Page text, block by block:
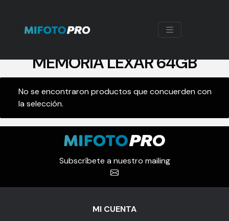
MEMORIA LEXAR 64GB
No se encontraron productos que concuerden con
la selección.
Subscríbete a nuestro mailing
MI CUENTA